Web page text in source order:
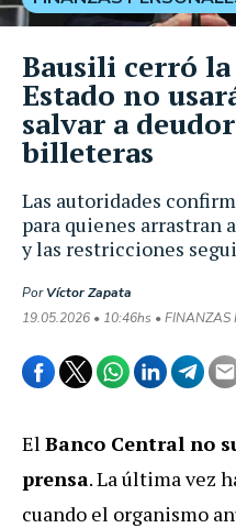
Las autoridades
para quienes arrastran
y las restricciones
PorVíctor Zapata
19.05.2026 • 10:46hs • FINANZAS
Bausili cerró
Estado no
salvar a
billeteras
El Banco Central no
prensa. La última vez
cuando el organismo